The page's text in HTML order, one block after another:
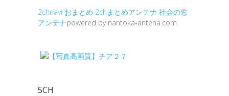
2chnavi おまとめ 2chまとめアンテナ 社会の窓
アンテナpowered by nantoka-antena.com
5CH